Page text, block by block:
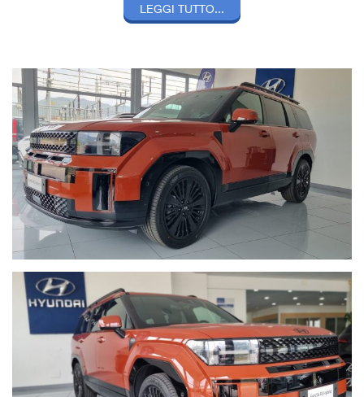
*Le descrizioni relative alle vetture per quanto accurate possono
Possibilità di finanziamento personalizzato anche con anticipo
zero!!
Bosetti Autostore vi offre un panorama di servizi per rispondere
alle vostre esigenze:
-Le nostre vetture vengono consegnate con un tagliando
completo
-Possibilità di estensione della garanzia.
Nota bene: La dotazione tecnica e gli accessori indicati nella
presente scheda potrebbero non coincidere con l’effettivo
dati pubblicati dai diversi portali. Ci scusiamo per l’inconveniente
e vi invitiamo a verificare le caratteristiche dello specifico veicolo.
Bosetti AutoStore Km Srl declina ogni responsabilità per eventuali
involontarie incongruenze, che non rappresentano in alcun modo
un impegno contrattuale.
Si ricorda che ai sensi di Legge i veicoli ritirati art. 36 D.L. 41
NON POSSONO CIRCOLARE SU STRADA.
LEGGI TUTTO...